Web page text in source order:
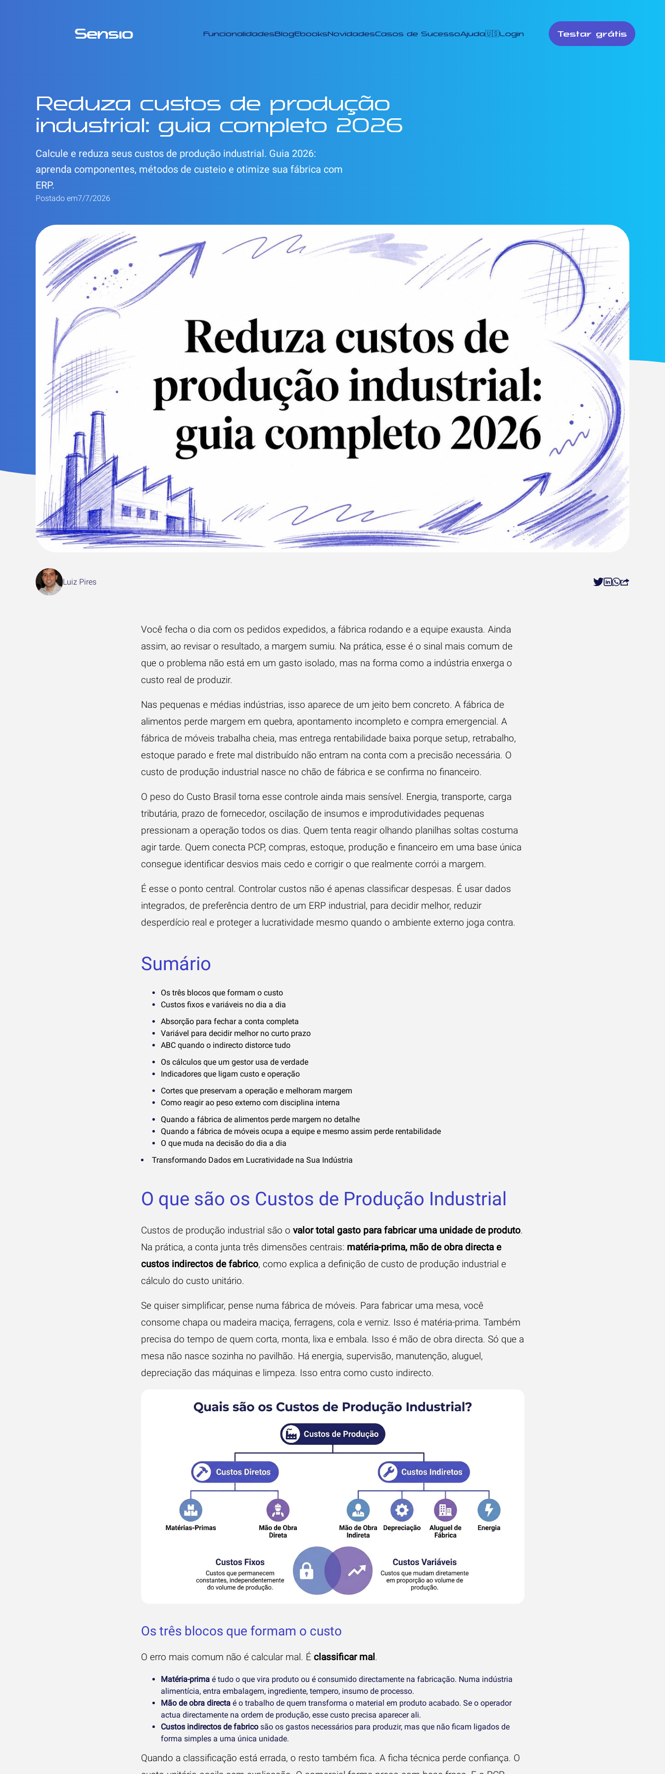
FuncionalidadesBlogEbooksNovidadesCasos de SucessoAjuda🇺🇸Login Testar grátis
Reduza custos de produção
industrial: guia completo 2026
Calcule e reduza seus custos de produção industrial. Guia 2026:
aprenda componentes, métodos de custeio e otimize sua fábrica com
ERP.
Postado em7/7/2026
Luiz Pires
Você fecha o dia com os pedidos expedidos, a fábrica rodando e a equipe exausta. Ainda
assim, ao revisar o resultado, a margem sumiu. Na prática, esse é o sinal mais comum de
que o problema não está em um gasto isolado, mas na forma como a indústria enxerga o
custo real de produzir.
Nas pequenas e médias indústrias, isso aparece de um jeito bem concreto. A fábrica de
alimentos perde margem em quebra, apontamento incompleto e compra emergencial. A
fábrica de móveis trabalha cheia, mas entrega rentabilidade baixa porque setup, retrabalho,
estoque parado e frete mal distribuído não entram na conta com a precisão necessária. O
custo de produção industrial nasce no chão de fábrica e se confirma no financeiro.
O peso do Custo Brasil torna esse controle ainda mais sensível. Energia, transporte, carga
tributária, prazo de fornecedor, oscilação de insumos e improdutividades pequenas
pressionam a operação todos os dias. Quem tenta reagir olhando planilhas soltas costuma
agir tarde. Quem conecta PCP, compras, estoque, produção e financeiro em uma base única
consegue identificar desvios mais cedo e corrigir o que realmente corrói a margem.
É esse o ponto central. Controlar custos não é apenas classificar despesas. É usar dados
integrados, de preferência dentro de um ERP industrial, para decidir melhor, reduzir
desperdício real e proteger a lucratividade mesmo quando o ambiente externo joga contra.
Sumário
Os três blocos que formam o custo
Custos fixos e variáveis no dia a dia
Absorção para fechar a conta completa
Variável para decidir melhor no curto prazo
ABC quando o indirecto distorce tudo
Os cálculos que um gestor usa de verdade
Indicadores que ligam custo e operação
Cortes que preservam a operação e melhoram margem
Como reagir ao peso externo com disciplina interna
Quando a fábrica de alimentos perde margem no detalhe
Quando a fábrica de móveis ocupa a equipe e mesmo assim perde rentabilidade
O que muda na decisão do dia a dia
Transformando Dados em Lucratividade na Sua Indústria
O que são os Custos de Produção Industrial
Custos de produção industrial são o valor total gasto para fabricar uma unidade de produto.
Na prática, a conta junta três dimensões centrais: matéria-prima, mão de obra directa e
custos indirectos de fabrico, como explica a definição de custo de produção industrial e
cálculo do custo unitário.
Se quiser simplificar, pense numa fábrica de móveis. Para fabricar uma mesa, você
consome chapa ou madeira maciça, ferragens, cola e verniz. Isso é matéria-prima. Também
precisa do tempo de quem corta, monta, lixa e embala. Isso é mão de obra directa. Só que a
mesa não nasce sozinha no pavilhão. Há energia, supervisão, manutenção, aluguel,
depreciação das máquinas e limpeza. Isso entra como custo indirecto.
Os três blocos que formam o custo
O erro mais comum não é calcular mal. É classificar mal.
Matéria-primaé tudo o que vira produto ou é consumido directamente na fabricação. Numa indústria
alimentícia, entra embalagem, ingrediente, tempero, insumo de processo.
Mão de obra directaé o trabalho de quem transforma o material em produto acabado. Se o operador
actua directamente na ordem de produção, esse custo precisa aparecer ali.
Custos indirectos de fabricosão os gastos necessários para produzir, mas que não ficam ligados de
forma simples a uma única unidade.
Quando a classificação está errada, o resto também fica. A ficha técnica perde confiança. O